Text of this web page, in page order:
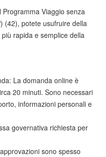
Viaggio senza
(42), potete usufruire della
rapida e semplice della
La domanda online è
20 minuti. Sono necessari
informazioni personali e
governativa richiesta per
sono spesso